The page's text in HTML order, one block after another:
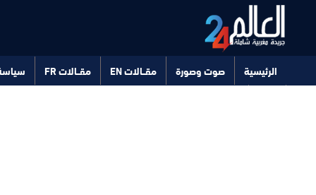
الرئيسية صوت وصورة مقــالات EN مقــالات FR